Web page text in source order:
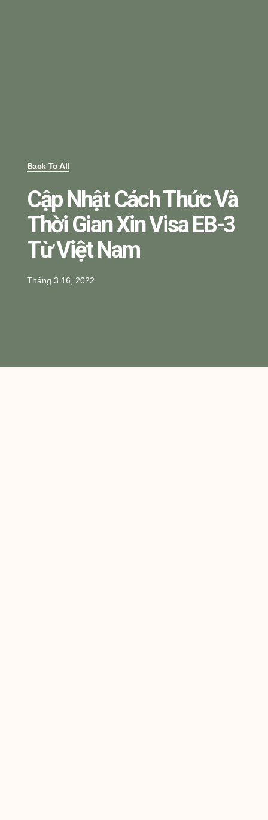
Back To All
Cập Nhật Cách Thức Và
Thời Gian Xin Visa EB-3
Từ Việt Nam
Tháng 3 16, 2022